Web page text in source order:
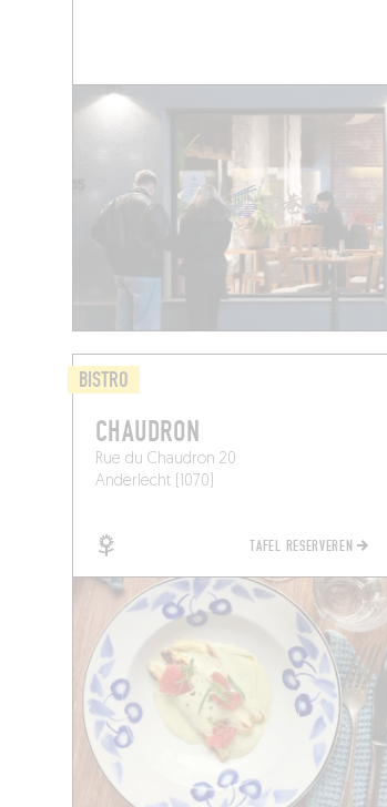
BISTRO
CHAUDRON
Rue du Chaudron 20
Anderlecht (1070)
TAFEL RESERVEREN